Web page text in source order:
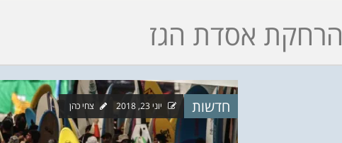
הרחקת אסדת הגז
חדשות יוני 23, 2018 צחי כהן